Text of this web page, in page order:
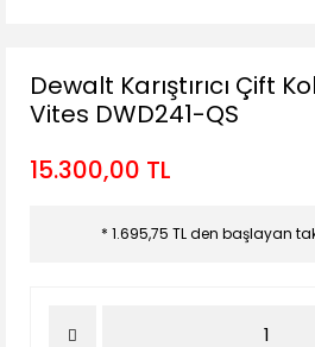
Dewalt Karıştırıcı Çift
Vites DWD241-QS
15.300,00 TL
* 1.695,75 TL den başlayan